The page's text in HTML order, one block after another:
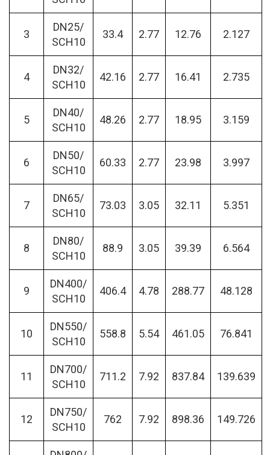
3
DN25/
SCH10
33.4 2.77 12.76 2.127
4
DN32/
SCH10
42.16 2.77 16.41 2.735
5
DN40/
SCH10
48.26 2.77 18.95 3.159
6
DN50/
SCH10
60.33 2.77 23.98 3.997
7
DN65/
SCH10
73.03 3.05 32.11 5.351
8
DN80/
SCH10
88.9 3.05 39.39 6.564
9
DN400/
SCH10
406.4 4.78 288.77 48.128
10
DN550/
SCH10
558.8 5.54 461.05 76.841
11
DN700/
SCH10
711.2 7.92 837.84 139.639
12
DN750/
SCH10
762 7.92 898.36 149.726